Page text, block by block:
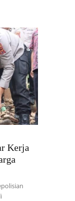
Kerja